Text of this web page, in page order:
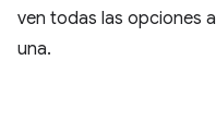
ven todas las opciones
una.